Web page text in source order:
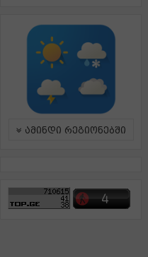
ამინდი რეგიონებში